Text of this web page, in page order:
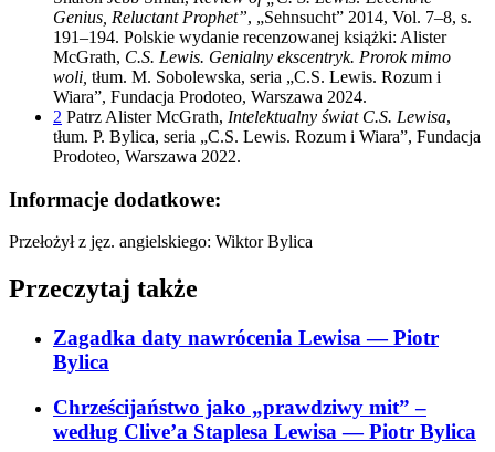
Genius, Reluctant Prophet”, „Sehnsucht” 2014, Vol. 7–8, s.
191–194. Polskie wydanie recenzowanej książki: Alister
McGrath, C.S. Lewis. Genialny ekscentryk. Prorok mimo
woli, tłum. M. Sobolewska, seria „C.S. Lewis. Rozum i
Wiara”, Fundacja Prodoteo, Warszawa 2024.
2 Patrz Alister McGrath, Intelektualny świat C.S. Lewisa,
tłum. P. Bylica, seria „C.S. Lewis. Rozum i Wiara”, Fundacja
Prodoteo, Warszawa 2022.
Informacje dodatkowe:
Przełożył z jęz. angielskiego: Wiktor Bylica
Przeczytaj także
Zagadka daty nawrócenia Lewisa— Piotr
Bylica
Chrześcijaństwo jako „prawdziwy mit” –
według Clive’a Staplesa Lewisa— Piotr Bylica